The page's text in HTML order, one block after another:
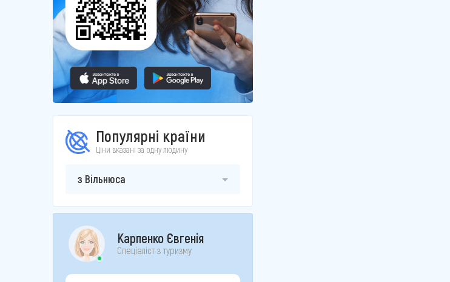
Популярні країни
Ціни вказані за одну людину
з Вільнюса
Карпенко Євгенія
Спеціаліст з туризму